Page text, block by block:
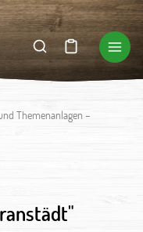
Themenanlagen –